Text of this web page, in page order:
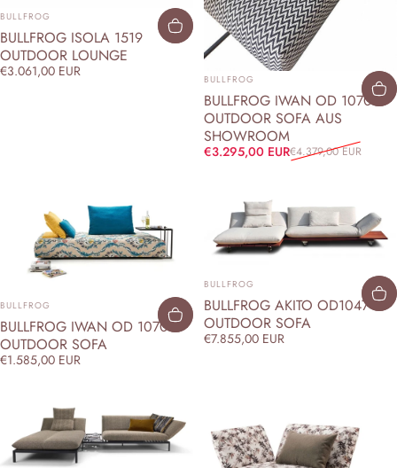
ANBIETER:
BULLFROG
BULLFROG ISOLA 1519
OUTDOOR LOUNGE
€3.061,00 EUR ANBIETER:
BULLFROG
BULLFROG IWAN OD 1070
OUTDOOR SOFA AUS
SHOWROOM
Verkaufspreis
€3.295,00 EUR
Normaler Preis€4.379,00 EUR
ANBIETER:
BULLFROG
BULLFROG IWAN OD 1070
OUTDOOR SOFA
€1.585,00 EUR
ANBIETER:
BULLFROG
BULLFROG AKITO OD1047
OUTDOOR SOFA
€7.855,00 EUR